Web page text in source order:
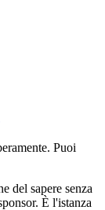
Puoi
del sapere senza
È l'istanza